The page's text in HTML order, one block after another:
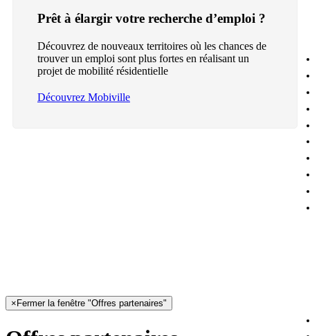
Prêt à élargir votre recherche d’emploi ?
Découvrez de nouveaux territoires où les chances de
trouver un emploi sont plus fortes en réalisant un
projet de mobilité résidentielle
Découvrez Mobiville
× Fermer la fenêtre "Offres partenaires"